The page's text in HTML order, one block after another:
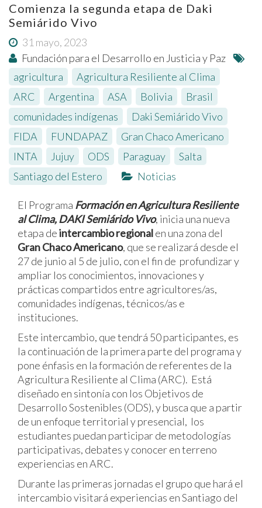
Comienza la segunda etapa de Daki
Semiárido Vivo
31 mayo, 2023
Fundación para el Desarrollo en Justicia y Paz
agricultura
Agricultura Resiliente al Clima
ARC
Argentina ASA Bolivia Brasil
comunidades indígenas
Daki Semiárido Vivo
FIDA
FUNDAPAZ Gran Chaco Americano
INTA
Jujuy ODS Paraguay Salta
Santiago del Estero
Noticias
El Programa Formación en Agricultura Resiliente
al Clima, DAKI Semiárido Vivo, inicia una nueva
etapa deintercambio regionalen una zona del
Gran Chaco Americano, que se realizará desde el
27 de junio al 5 de julio, con el fin de profundizar y
ampliar los conocimientos, innovaciones y
prácticas compartidos entre agricultores/as,
comunidades indígenas, técnicos/as e
instituciones.
Este intercambio, que tendrá 50 participantes, es
la continuación de la primera parte del programa y
pone énfasis en la formación de referentes de la
Agricultura Resiliente al Clima (ARC). Está
diseñado en sintonía con los Objetivos de
Desarrollo Sostenibles (ODS), y busca que a partir
de un enfoque territorial y presencial, los
estudiantes puedan participar de metodologías
participativas, debates y conocer en terreno
experiencias en ARC.
Durante las primeras jornadas el grupo que hará el
intercambio visitará experiencias en Santiago del